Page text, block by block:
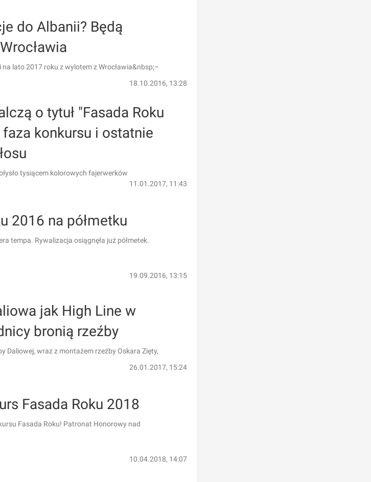
do Albanii? Będą
lato 2017 roku z wylotem z Wrocławia&nbsp;–
18.10.2016, 13:28
o tytuł "Fasada Roku
konkursu i ostatnie
tysiącem kolorowych fajerwerków
11.01.2017, 11:43
2016 na półmetku
tempa. Rywalizacja osiągnęła już półmetek.
19.09.2016, 13:15
jak High Line w
bronią rzeźby
Daliowej, wraz z montażem rzeźby Oskara Zięty,
26.01.2017, 15:24
Fasada Roku 2018
Fasada Roku! Patronat Honorowy nad
10.04.2018, 14:07